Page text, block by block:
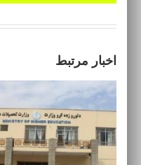
اخبار مرتبط